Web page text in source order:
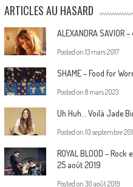
ARTICLES AU HASARD
ALEXANDRA SAVIOR
Posted on 13 mars 2017
SHAME – Food for
Posted on 8 mars 2023
Uh Huh… Voilà Jade
Posted on 10 septembre
ROYAL BLOOD –
25 août 2019
Posted on 30 août 2019